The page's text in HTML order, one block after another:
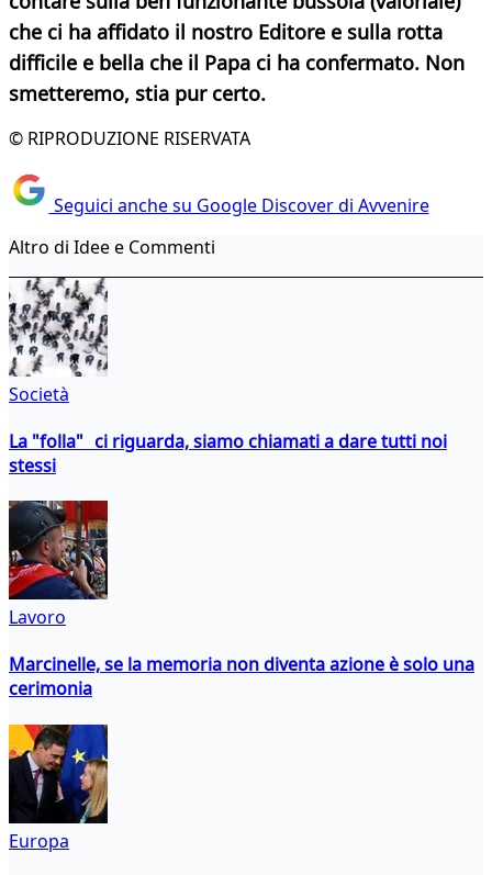
che ci ha affidato il nostro Editore e sulla rotta
difficile e bella che il Papa ci ha confermato. Non
smetteremo, stia pur certo.
© RIPRODUZIONE RISERVATA
Seguici anche su Google Discover di Avvenire
Altro di Idee e Commenti
Società
La "folla" ci riguarda, siamo chiamati a dare tutti noi
stessi
Lavoro
Marcinelle, se la memoria non diventa azione è solo una
cerimonia
Europa